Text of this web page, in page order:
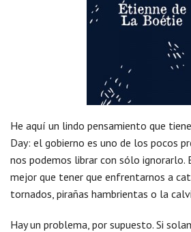
He aquí un lindo pensamiento que
Day: el gobierno es uno de los pocos
nos podemos librar con sólo ignorarlo.
mejor que tener que enfrentarnos a
tornados, pirañas hambrientas o la
Hay un problema, por supuesto. Si